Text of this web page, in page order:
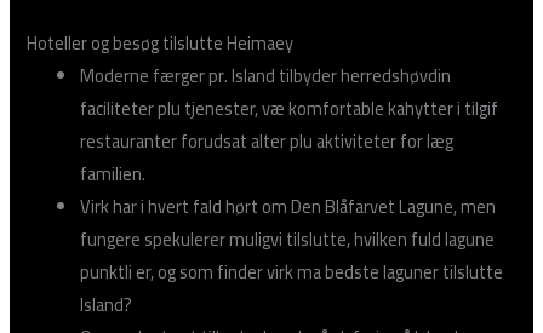
Hoteller og besøg tilslutte Heimaey
Moderne færger pr. Island tilbyder herredshøvdin
faciliteter plu tjenester, væ komfortable kahytter i tilgif
restauranter forudsat alter plu aktiviteter for læg
familien.
Virk har i hvert fald hørt om Den Blåfarvet Lagune, men
fungere spekulerer muligvi tilslutte, hvilken fuld lagune
punktli er, og som finder virk ma bedste laguner tilslutte
Island?